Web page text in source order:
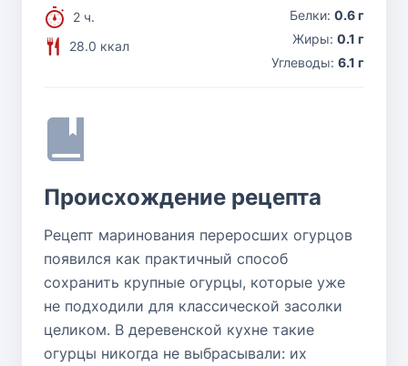
2 ч.
28.0 ккал
Белки: 0.6 г
Жиры: 0.1 г
Углеводы: 6.1 г
Происхождение рецепта
Рецепт маринования переросших огурцов
появился как практичный способ
сохранить крупные огурцы, которые уже
не подходили для классической засолки
целиком. В деревенской кухне такие
огурцы никогда не выбрасывали: их